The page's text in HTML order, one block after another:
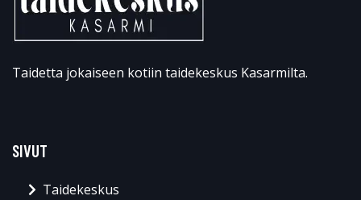
Taidetta jokaiseen kotiin taidekeskus Kasarmilta.
SIVUT
Taidekeskus